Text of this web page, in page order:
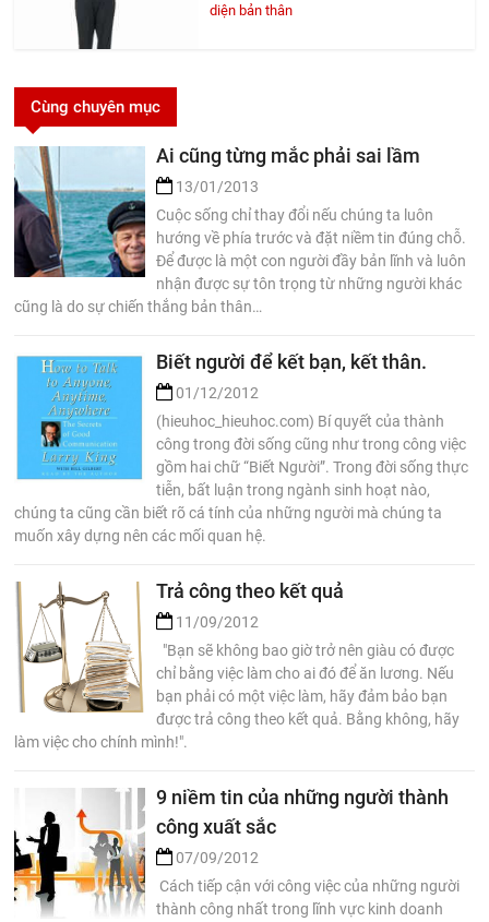
diện bản thân
Cùng chuyên mục
Ai cũng từng mắc phải sai lầm
13/01/2013
Cuộc sống chỉ thay đổi nếu chúng ta luôn
hướng về phía trước và đặt niềm tin đúng chỗ.
Để được là một con người đầy bản lĩnh và luôn
nhận được sự tôn trọng từ những người khác
cũng là do sự chiến thắng bản thân…
Biết người để kết bạn, kết thân.
01/12/2012
(hieuhoc_hieuhoc.com) Bí quyết của thành
công trong đời sống cũng như trong công việc
gồm hai chữ “Biết Người”. Trong đời sống thực
tiễn, bất luận trong ngành sinh hoạt nào,
chúng ta cũng cần biết rõ cá tính của những người mà chúng ta
muốn xây dựng nên các mối quan hệ.
Trả công theo kết quả
11/09/2012
"Bạn sẽ không bao giờ trở nên giàu có được
chỉ bằng việc làm cho ai đó để ăn lương. Nếu
bạn phải có một việc làm, hãy đảm bảo bạn
được trả công theo kết quả. Bằng không, hãy
làm việc cho chính mình!".
9 niềm tin của những người thành
công xuất sắc
07/09/2012
Cách tiếp cận với công việc của những người
thành công nhất trong lĩnh vực kinh doanh